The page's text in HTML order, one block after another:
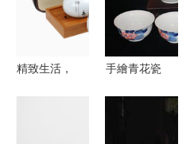
瓷銘茶具產
品展示
精致生活，
手繪青花瓷
鎮匠心傳承